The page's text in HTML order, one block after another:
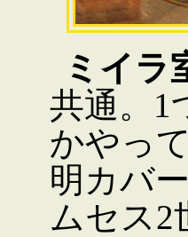
ミイラ
共通。1
かやっ
明カバ
ムセス2